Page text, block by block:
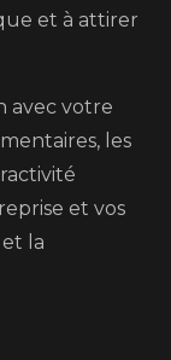
et à attirer
avec votre
les
et vos
la